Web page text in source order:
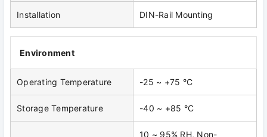
Installation DIN-Rail Mounting
Environment
Operating Temperature -25 ~ +75 °C
Storage Temperature -40 ~ +85 °C
10 ~ 95% RH, Non-